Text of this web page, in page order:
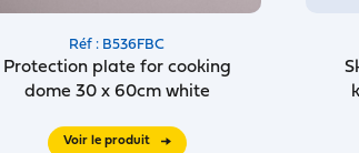
Réf : B536FBC
Protection plate for cooking
dome 30 x 60cm white
Voir le produit